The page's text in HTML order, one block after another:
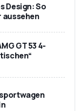
Design: So
aussehen
GT 53 4-